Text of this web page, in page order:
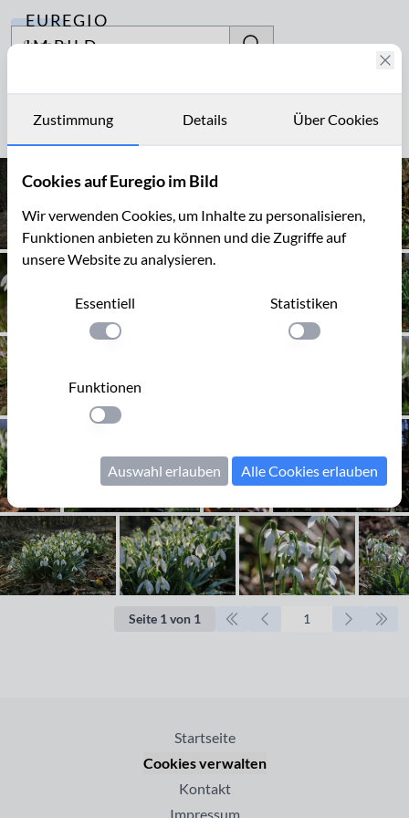
EUREGIO
IM BILD
Archiv
Kontakt
Archiv
Seite 1 von 1
Startseite
Cookies verwalten
Kontakt
Impressum
Zustimmung Details Über Cookies
Cookies auf Euregio im Bild
Wir verwenden Cookies, um Inhalte zu personalisieren,
Funktionen anbieten zu können und die Zugriffe auf
unsere Website zu analysieren.
Essentiell
Einstellung anwenden
Statistiken
Einstellung
Funktionen
Einstellung anwenden
Auswahl erlauben Alle Cookies erlauben